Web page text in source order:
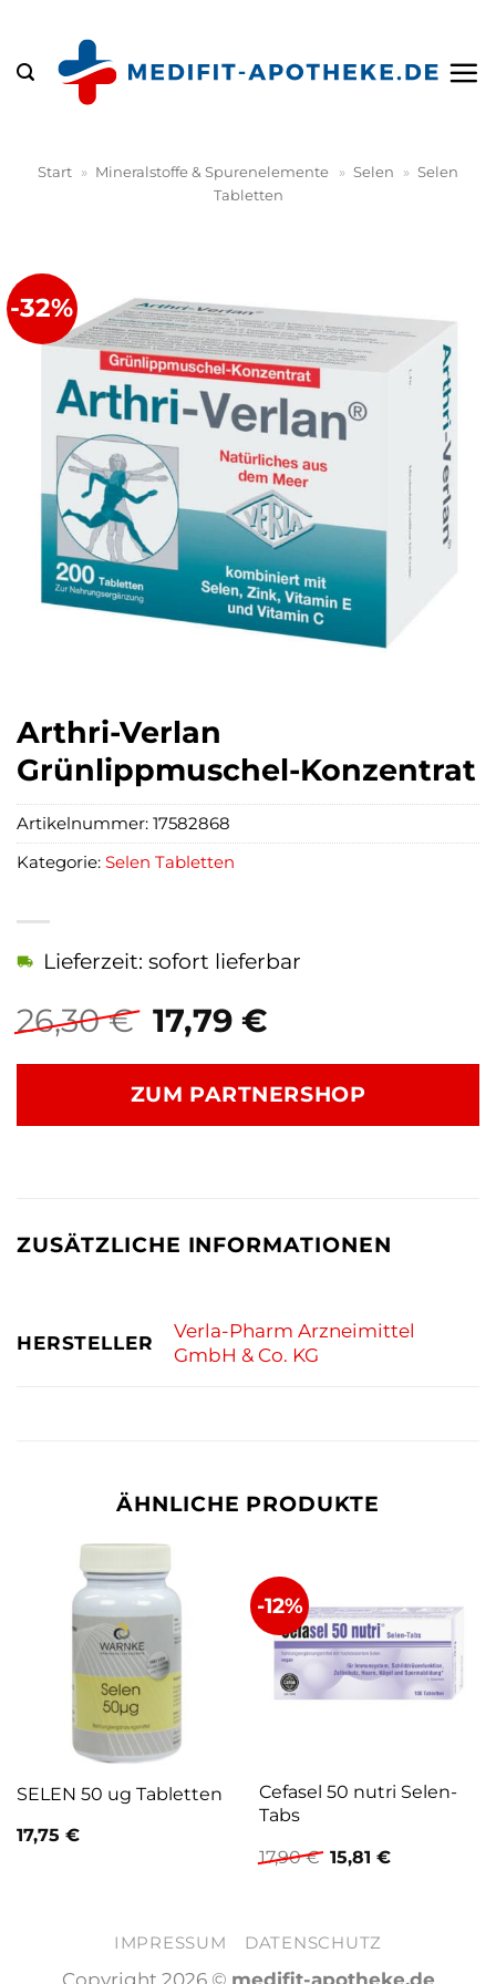
springen
Start » Mineralstoffe & Spurenelemente » Selen » Selen
Tabletten
-32%
Arthri-Verlan
Grünlippmuschel-Konzentrat
26,30€ Ursprünglicher
Preis
war:
26,30 €
17,79 €Aktueller
ist:
17,79 €.
Lieferzeit: sofort lieferbar
ZUM PARTNERSHOP
Artikelnummer: 17582868
Kategorie: Selen Tabletten
ZUSÄTZLICHE INFORMATIONEN
HERSTELLER
Verla-Pharm Arzneimittel
GmbH & Co. KG
ÄHNLICHE PRODUKTE
SELEN 50 ug Tabletten
17,75 €
-12%
Cefasel 50 nutri Selen-
Tabs
17,90€ Ursprünglicher
Preis
15,81 €Aktueller
IMPRESSUM DATENSCHUTZ
Copyright 2026 © medifit-apotheke.de